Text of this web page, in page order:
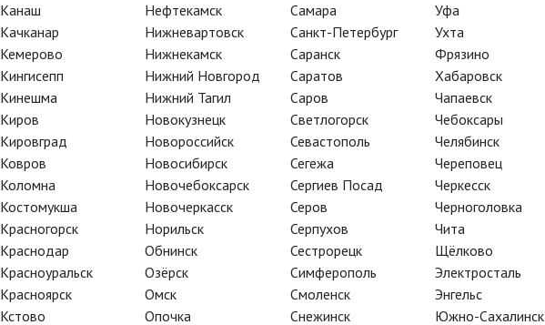
Элементарно, Хадсон! Дело о
собаке Б.
TheatreHD
АРТ-ЛЕКТОРИЙ В КИНО
TheatreHD Опера
TheatreHD Балет в кино
АРТ-ЛЕКТОРИЙ В КИНО
Канаш
Качканар
Кемерово
Кингисепп
Кинешма
Киров
Кировград
Ковров
Коломна
Костомукша
Красногорск
Краснодар
Красноуральск
Красноярск
Кстово
Нефтекамск
Нижневартовск
Нижнекамск
Нижний Новгород
Нижний Тагил
Новокузнецк
Новороссийск
Новосибирск
Новочебоксарск
Новочеркасск
Норильск
Обнинск
Озёрск
Омск
Опочка
Самара
Санкт-Петербург
Саранск
Саратов
Саров
Светлогорск
Севастополь
Сегежа
Сергиев Посад
Серов
Серпухов
Сестрорецк
Симферополь
Смоленск
Снежинск
Уфа
Ухта
Фрязино
Хабаровск
Чапаевск
Чебоксары
Челябинск
Череповец
Черкесск
Черноголовка
Чита
Щёлково
Электросталь
Энгельс
Южно-Сахалинск